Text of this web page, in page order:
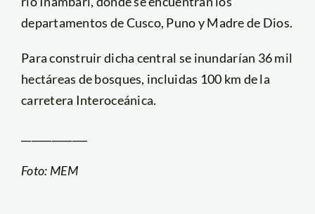
departamentos de Cusco, Puno y Madre de Dios.
Para construir dicha central se inundarían 36 mil
hectáreas de bosques, incluidas 100 km de la
carretera Interoceánica.
Foto: MEM